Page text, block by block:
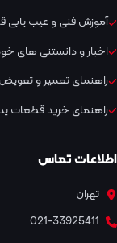
آموزش فنی و عیب یابی
اخبار و دانستنی های
راهنمای تعمیر و
راهنمای خرید قطعات
اطلاعات تماس
تهران
021-33925411